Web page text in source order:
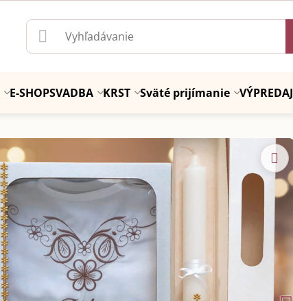
E-SHOPSVADBA KRST Sväté prijímanie VÝPREDAJ